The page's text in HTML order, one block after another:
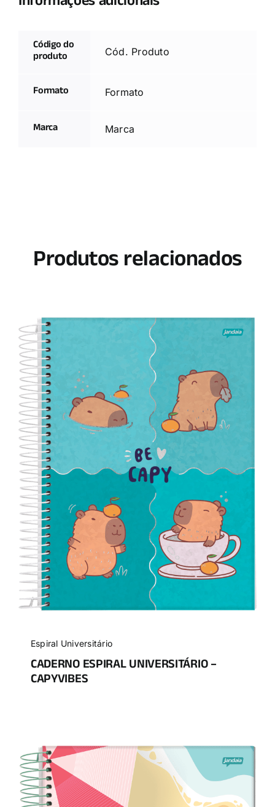
Código do
produto Cód. Produto
Formato Formato
Marca Marca
Produtos relacionados
Espiral Universitário
CADERNO ESPIRAL UNIVERSITÁRIO –
CAPYVIBES